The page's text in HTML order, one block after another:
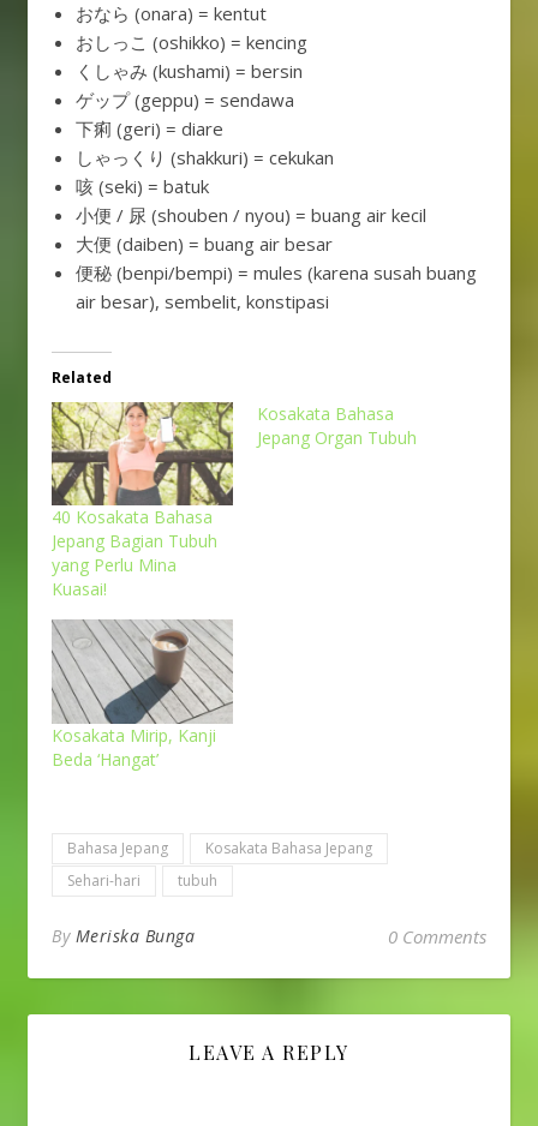
おなら (onara) = kentut
おしっこ (oshikko) = kencing
くしゃみ (kushami) = bersin
ゲップ (geppu) = sendawa
下痢 (geri) = diare
しゃっくり (shakkuri) = cekukan
咳 (seki) = batuk
小便 / 尿 (shouben / nyou) = buang air kecil
大便 (daiben) = buang air besar
便秘 (benpi/bempi) = mules (karena susah buang
air besar), sembelit, konstipasi
Related
40 Kosakata Bahasa
Jepang Bagian Tubuh
yang Perlu Mina
Kuasai!
Kosakata Bahasa
Jepang Organ Tubuh
Kosakata Mirip, Kanji
Beda ‘Hangat’
Bahasa Jepang
Kosakata Bahasa Jepang
Sehari-hari
tubuh
By Meriska Bunga 0 Comments
LEAVE A REPLY